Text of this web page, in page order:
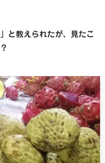
と教えられたが、見たこ